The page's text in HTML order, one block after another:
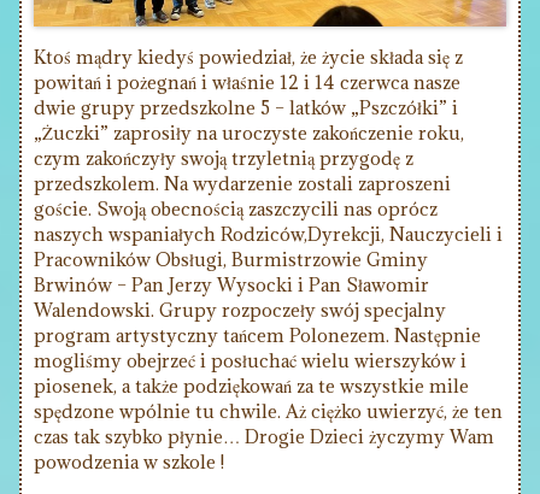
Ktoś mądry kiedyś powiedział, że życie składa się z
powitań i pożegnań i właśnie 12 i 14 czerwca nasze
dwie grupy przedszkolne 5 – latków „Pszczółki” i
„Żuczki” zaprosiły na uroczyste zakończenie roku,
czym zakończyły swoją trzyletnią przygodę z
przedszkolem. Na wydarzenie zostali zaproszeni
goście. Swoją obecnością zaszczycili nas oprócz
naszych wspaniałych Rodziców,Dyrekcji, Nauczycieli i
Pracowników Obsługi, Burmistrzowie Gminy
Brwinów – Pan Jerzy Wysocki i Pan Sławomir
Walendowski. Grupy rozpoczeły swój specjalny
program artystyczny tańcem Polonezem. Następnie
mogliśmy obejrzeć i posłuchać wielu wierszyków i
piosenek, a także podziękowań za te wszystkie mile
spędzone wpólnie tu chwile. Aż ciężko uwierzyć, że ten
czas tak szybko płynie… Drogie Dzieci życzymy Wam
powodzenia w szkole !